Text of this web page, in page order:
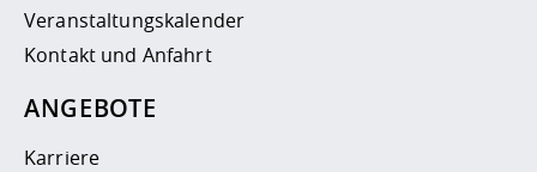
Veranstaltungskalender
Kontakt und Anfahrt
ANGEBOTE
Karriere